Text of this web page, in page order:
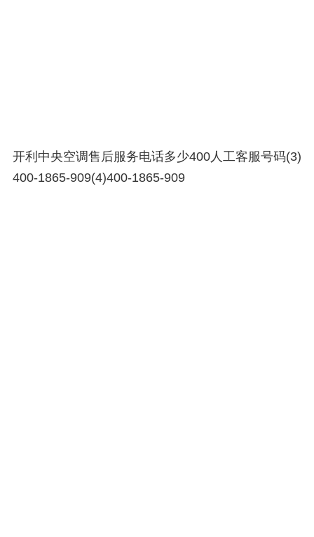
开利中央空调售后服务电话多少400人工客服号码(3)
400-1865-909(4)400-1865-909